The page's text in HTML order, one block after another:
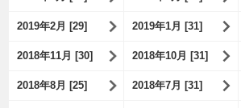
2019年2月 [29] 2019年1月 [31]
2018年11月 [30] 2018年10月 [31]
2018年8月 [25] 2018年7月 [31]